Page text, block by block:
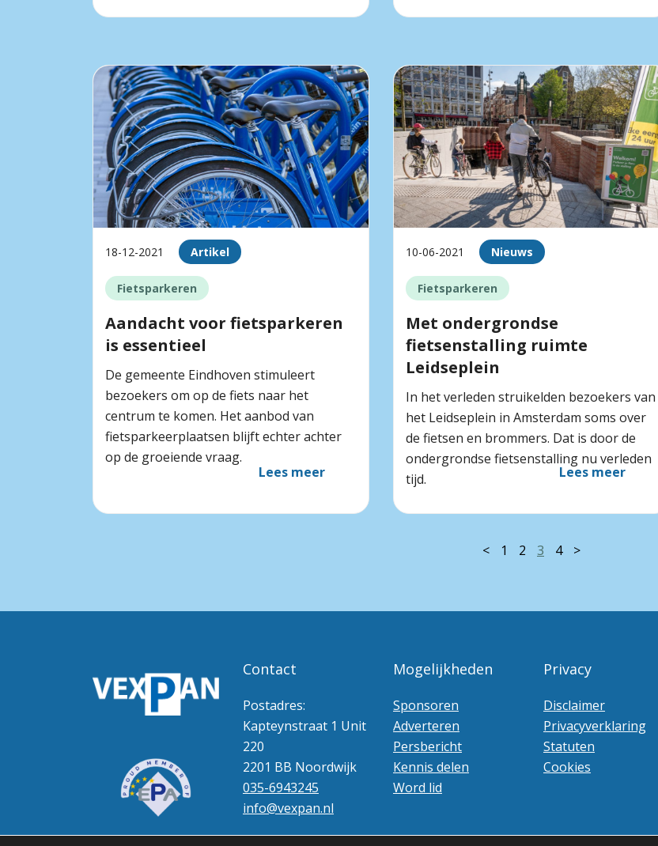
18-12-2021 Artikel
Fietsparkeren
Aandacht voor fietsparkeren
is essentieel
De gemeente Eindhoven stimuleert
bezoekers om op de fiets naar het
centrum te komen. Het aanbod van
fietsparkeerplaatsen blijft echter achter
op de groeiende vraag.
Lees meer
10-06-2021 Nieuws
Fietsparkeren
Met ondergrondse
fietsenstalling ruimte
Leidseplein
In het verleden struikelden bezoekers van
het Leidseplein in Amsterdam soms over
de fietsen en brommers. Dat is door de
ondergrondse fietsenstalling nu verleden
tijd.
Lees meer
< 1 2 3 4 >
Contact
Postadres:
Kapteynstraat 1 Unit
220
2201 BB Noordwijk
035-6943245
info@vexpan.nl
Mogelijkheden
Sponsoren
Adverteren
Persbericht
Kennis delen
Word lid
Privacy
Disclaimer
Privacyverklaring
Statuten
Cookies